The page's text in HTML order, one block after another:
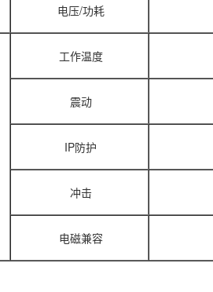
电压/功耗
工作温度
震动
IP防护
冲击
电磁兼容